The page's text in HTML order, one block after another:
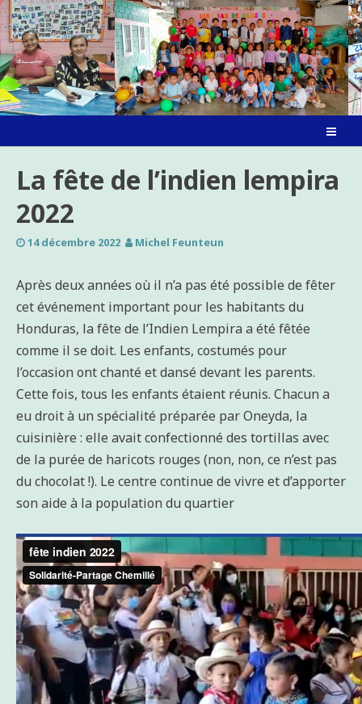
Skip
to
content
La fête de l’indien lempira
2022
14 décembre 2022 Michel Feunteun
Après deux années où il n’a pas été possible de fêter
cet événement important pour les habitants du
Honduras, la fête de l’Indien Lempira a été fêtée
comme il se doit. Les enfants, costumés pour
l’occasion ont chanté et dansé devant les parents.
Cette fois, tous les enfants étaient réunis. Chacun a
eu droit à un spécialité préparée par Oneyda, la
cuisinière : elle avait confectionné des tortillas avec
de la purée de haricots rouges (non, non, ce n’est pas
du chocolat !). Le centre continue de vivre et d’apporter
son aide à la population du quartier